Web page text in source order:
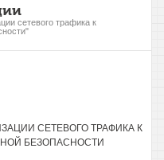
сетевого трафика к
СЕТЕВОГО ТРАФИКА К
БЕЗОПАСНОСТИ